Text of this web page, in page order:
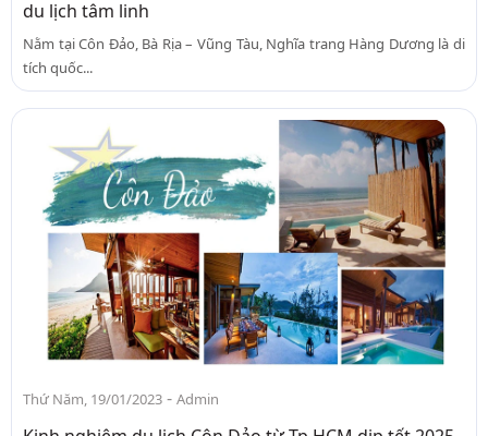
du lịch tâm linh
Nằm tại Côn Đảo, Bà Rịa – Vũng Tàu, Nghĩa trang Hàng Dương là di
tích quốc...
Thứ Năm, 19/01/2023 - Admin